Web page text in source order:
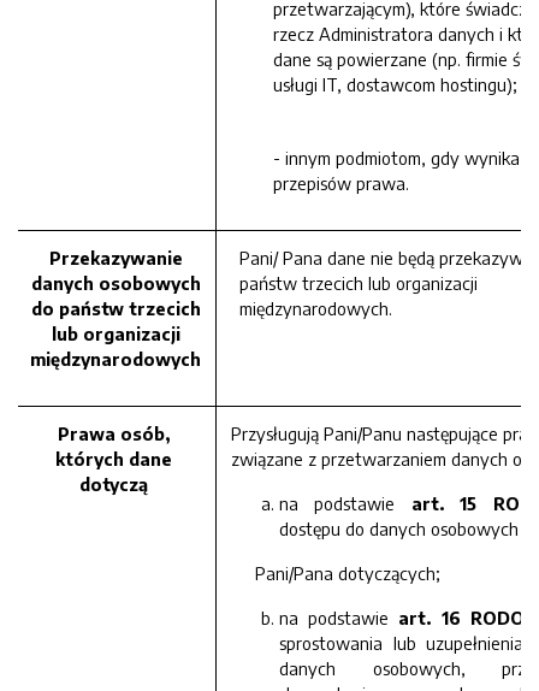
przetwarzającym), które świadczą
rzecz Administratora danych i
dane są powierzane (np. firmie
usługi IT, dostawcom hostingu);
- innym podmiotom, gdy wynika
przepisów prawa.
Przekazywanie
danych osobowych
do państw trzecich
lub organizacji
międzynarodowych
Pani/ Pana dane nie będą
państw trzecich lub organizacji
międzynarodowych.
Prawa osób,
których dane
dotyczą
Przysługują Pani/Panu następujące
związane z przetwarzaniem danych
na podstawie art. 15
dostępu do danych osobowych
Pani/Pana dotyczących;
na podstawie art. 16 RODO
sprostowania lub uzupełnienia
danych osobowych,